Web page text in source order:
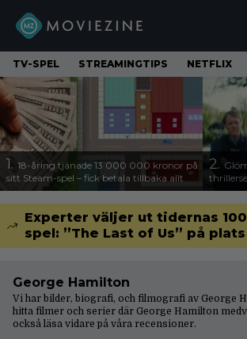
TV-SPEL STREAMINGTIPS NETFLIX
1. 18-åring tjänade 13 000 000 kronor på
sitt Steam-spel – fick betala tillbaka allt
2.
Experter väljer ut tidernas
spel: ”The Last of Us” på plats
George Hamilton
Vi har bilder, biografi, och filmografi av George
hitta filmer och serier där George Hamilton
också läsa vidare på våra recensioner.